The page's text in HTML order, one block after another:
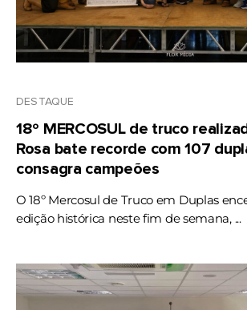
DESTAQUE
18º MERCOSUL de truco
Rosa bate recorde com 107
consagra campeões
O 18º Mercosul de Truco em Duplas
edição histórica neste fim de semana, ...